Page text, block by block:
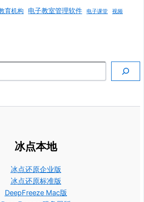
育机构 电子教室管理软件 电子课堂 视频
冰点本地
冰点还原企业版
冰点还原标准版
DeepFreeze Mac版